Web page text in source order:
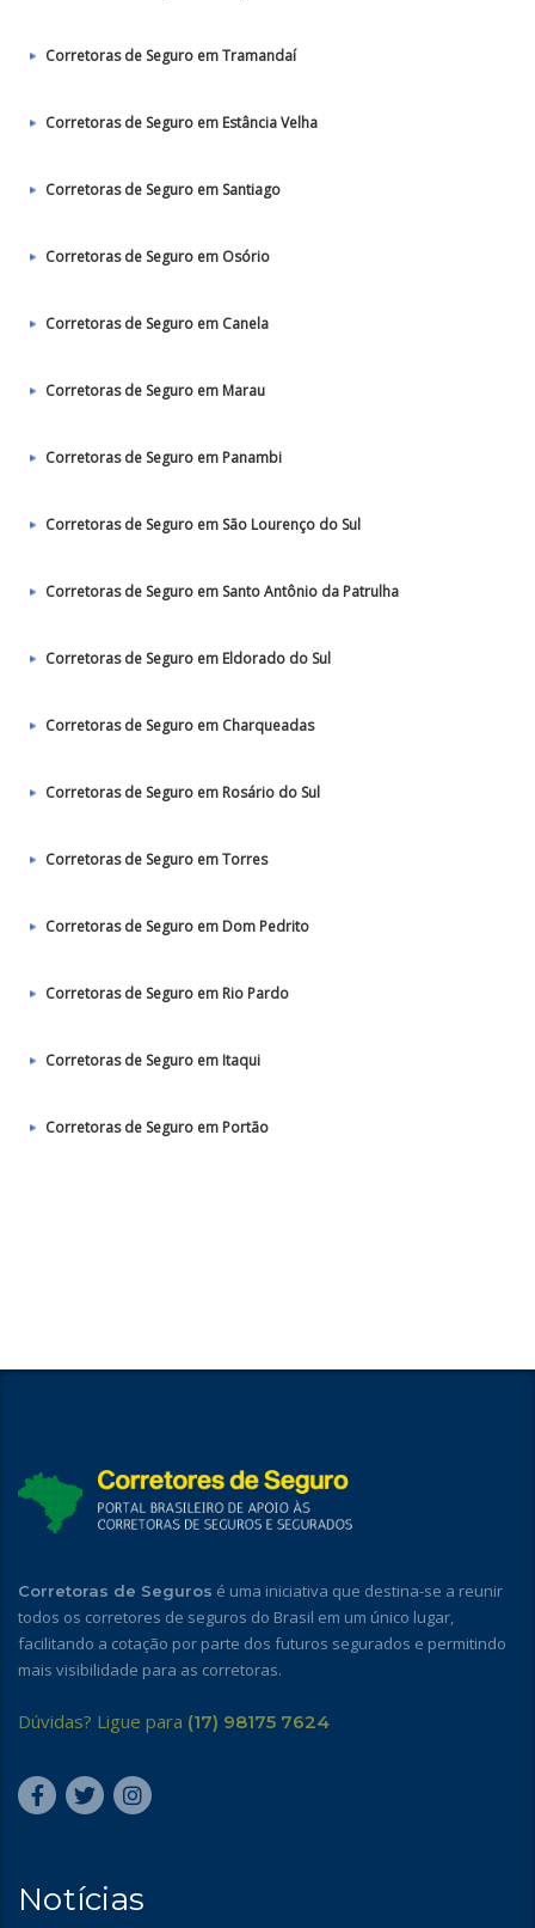
Corretoras de Seguro em Tramandaí
Corretoras de Seguro em Estância Velha
Corretoras de Seguro em Santiago
Corretoras de Seguro em Osório
Corretoras de Seguro em Canela
Corretoras de Seguro em Marau
Corretoras de Seguro em Panambi
Corretoras de Seguro em São Lourenço do Sul
Corretoras de Seguro em Santo Antônio da Patrulha
Corretoras de Seguro em Eldorado do Sul
Corretoras de Seguro em Charqueadas
Corretoras de Seguro em Rosário do Sul
Corretoras de Seguro em Torres
Corretoras de Seguro em Dom Pedrito
Corretoras de Seguro em Rio Pardo
Corretoras de Seguro em Itaqui
Corretoras de Seguro em Portão
Corretoras de Seguros é uma iniciativa que destina-se a reunir
todos os corretores de seguros do Brasil em um único lugar,
facilitando a cotação por parte dos futuros segurados e permitindo
mais visibilidade para as corretoras.
Dúvidas? Ligue para (17) 98175 7624
Notícias